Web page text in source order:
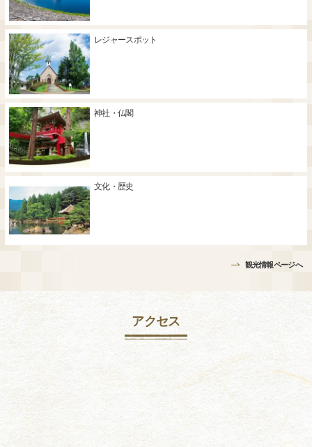
レジャースポット
神社・仏閣
文化・歴史
観光情報ページへ
アクセス